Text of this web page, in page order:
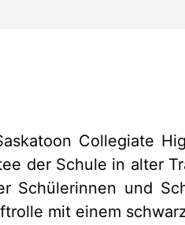
Collegiate
der Schule in alter
Schülerinnen und
mit einem